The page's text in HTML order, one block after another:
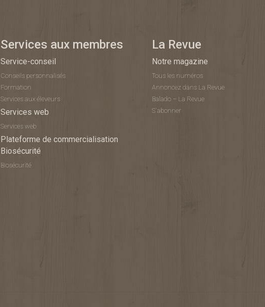
Services aux membres
Service-conseil
Conseils personnalisés
Formation
Services aux éleveurs
Services web
Services web
Plateforme de commercialisation
Biosécurité
Biosécurité
La Revue
Notre magazine
Tous les numéros
Annoncez dans La Revue
Balado – La Revue
S'abonner